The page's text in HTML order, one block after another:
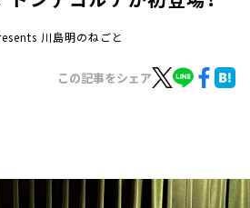
川島明のねごと
この記事をシェア